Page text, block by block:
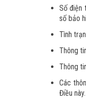
Số điện
số bảo
Tình
Thông
Thông
Các
Điều này.